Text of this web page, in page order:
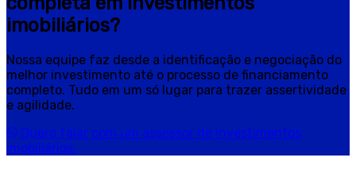
imobiliários?
Nossa equipe faz desde a identificação e negociação do
melhor investimento até o processo de financiamento
completo. Tudo em um só lugar para trazer assertividade
e agilidade.
Quero falar com um assessor de investimentos
imobiliários.